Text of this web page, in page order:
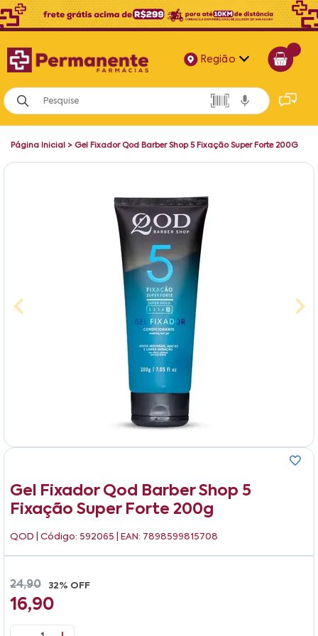
Região
Alagoas
Bahia
Página Inicial > Gel Fixador Qod Barber Shop 5 Fixação Super Forte 200G
Gel Fixador Qod Barber Shop 5
Fixação Super Forte 200g
QOD | Código: 592065 | EAN: 7898599815708
24,90 32% OFF
16,90